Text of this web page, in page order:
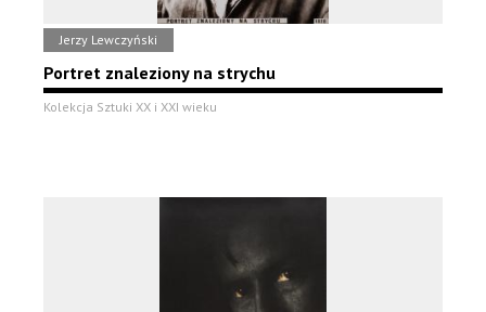
Jerzy Lewczyński
Portret znaleziony na strychu
Kolekcja Sztuki XX i XXI wieku